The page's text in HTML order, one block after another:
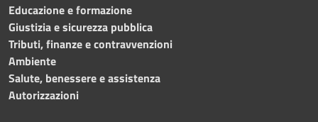
Educazione e formazione
Giustizia e sicurezza pubblica
Tributi, finanze e contravvenzioni
Ambiente
Salute, benessere e assistenza
Autorizzazioni